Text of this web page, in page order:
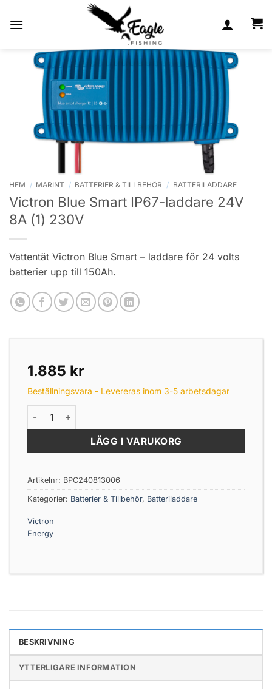
HEM / MARINT / BATTERIER & TILLBEHÖR / BATTERILADDARE
Victron Blue Smart IP67-laddare 24V
8A (1) 230V
Vattentät Victron Blue Smart – laddare för 24 volts
batterier upp till 150Ah.
1.885 kr
Beställningsvara - Levereras inom 3-5 arbetsdagar
Victron Blue Smart IP67-laddare 24V 8A (1) 230V mängd
LÄGG I VARUKORG
Artikelnr: BPC240813006
Kategorier: Batterier & Tillbehör, Batteriladdare
Victron
Energy
BESKRIVNING
YTTERLIGARE INFORMATION